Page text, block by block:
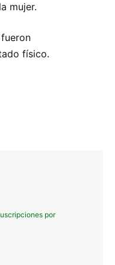
mujer.
físico.
por